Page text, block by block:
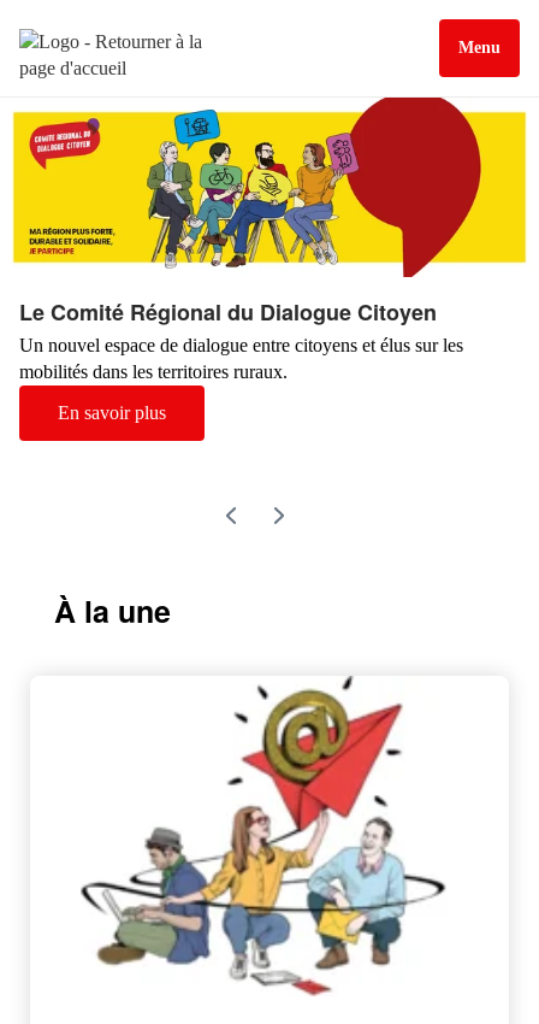
Menu
Le Comité Régional du Dialogue Citoyen
Un nouvel espace de dialogue entre citoyens et élus sur les
mobilités dans les territoires ruraux.
En savoir plus
À la une